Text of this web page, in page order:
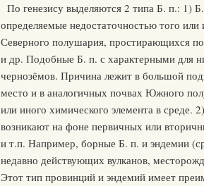
По генезису выделяются 2 типа Б. п.: 1)
определяемые недостаточностью того
Северного полушария, простирающихся
и др. Подобные Б. п. с характерными для
чернозёмов. Причина лежит в большой
место и в аналогичных почвах Южного
или иного химического элемента в
возникают на фоне первичных или
и т.п. Например, борные Б. п. и эндемии
недавно действующих вулканов,
Этот тип провинций и эндемий имеет